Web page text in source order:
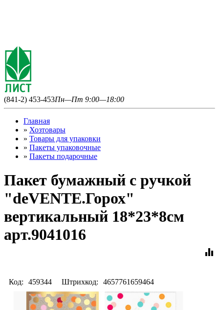
(841-2) 453-453Пн—Пт 9:00—18:00
Главная
» Хозтовары
» Товары для упаковки
» Пакеты упаковочные
» Пакеты подарочные
Пакет бумажный с ручкой
"deVENTE.Горох"
вертикальный 18*23*8см
арт.9041016
equalizer
Код: 459344 Штрихкод: 4657761659464